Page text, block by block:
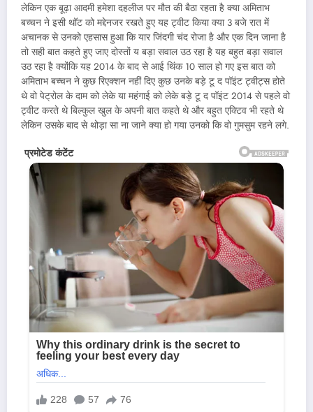
लेकिन एक बूढ़ा आदमी हमेशा दहलीज पर मौत की बैठा रहता है क्या अमिताभ
बच्चन ने इसी थॉट को मद्देनजर रखते हुए यह ट्वीट किया क्या 3 बजे रात में
अचानक से उनको एहसास हुआ कि यार जिंदगी चंद रोजा है और एक दिन जाना है
तो सही बात कहते हुए जाए दोस्तों य बड़ा सवाल उठ रहा है यह बहुत बड़ा सवाल
उठ रहा है क्योंकि यह 2014 के बाद से आई थिंक 10 साल हो गए इस बात को
अमिताभ बच्चन ने कुछ रिएक्शन नहीं दिए कुछ उनके बड़े टू द पॉइंट ट्वीट्स होते
थे वो पेट्रोल के दाम को लेके या महंगाई को लेके बड़े टू द पॉइंट 2014 से पहले वो
ट्वीट करते थे बिल्कुल खुल के अपनी बात कहते थे और बहुत एक्टिव भी रहते थे
लेकिन उसके बाद से थोड़ा सा ना जाने क्या हो गया उनको कि वो गुमसुम रहने लगे.